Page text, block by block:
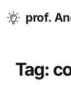
prof.
Tag: